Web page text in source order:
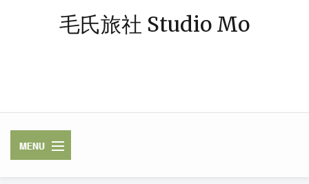
毛氏旅社 Studio Mo